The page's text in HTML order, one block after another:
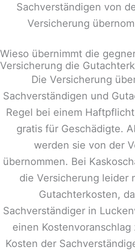
Sachverständigen von
Versicherung
Wieso übernimmt die
Versicherung die
Die Versicherung
Sachverständigen und
Regel bei einem
gratis für Geschädigte.
werden sie von der
übernommen. Bei
die Versicherung leider
Gutachterkosten,
Sachverständiger in
einen
Kosten der